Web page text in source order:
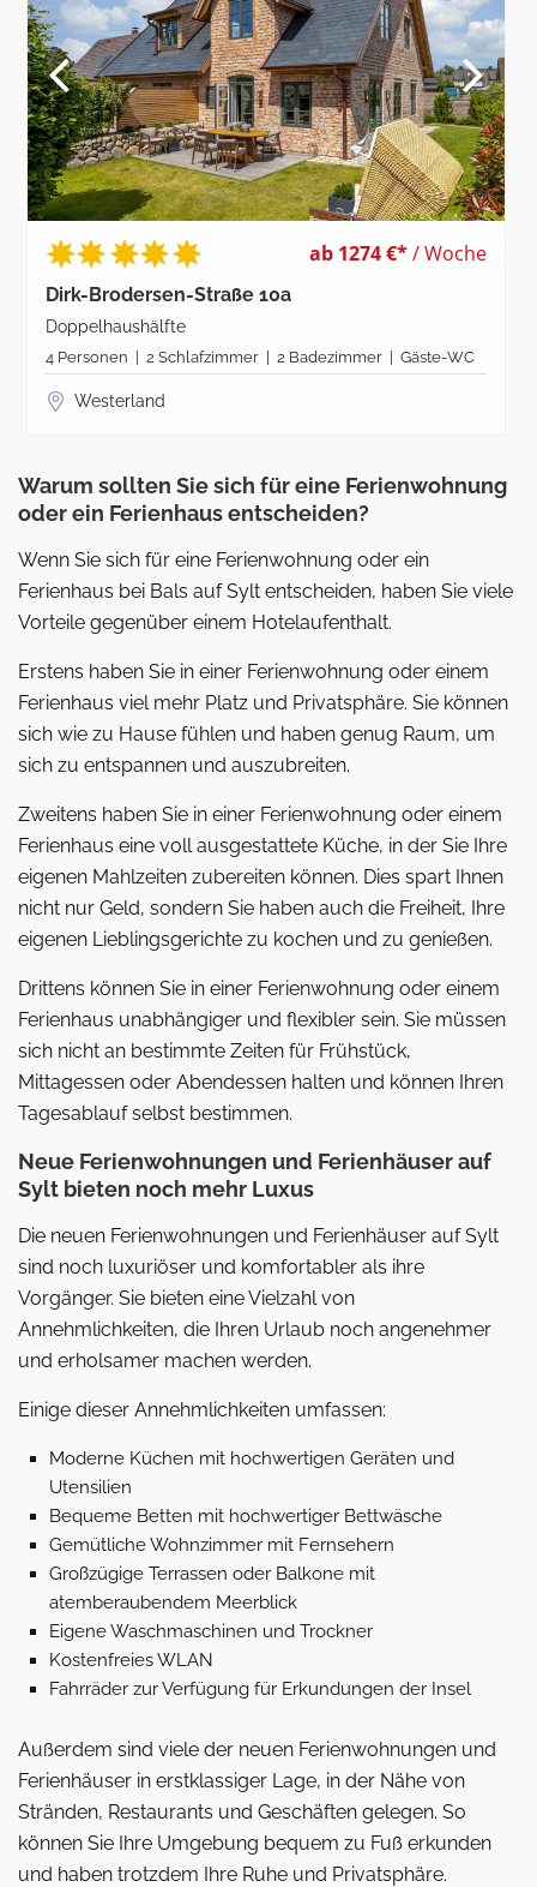
ab 1274 €*/ Woche
Dirk-Brodersen-Straße 10a
Doppelhaushälfte
4 Personen | 2 Schlafzimmer | 2 Badezimmer | Gäste-WC
Westerland
Warum sollten Sie sich für eine Ferienwohnung
oder ein Ferienhaus entscheiden?
Wenn Sie sich für eine Ferienwohnung oder ein
Ferienhaus bei Bals auf Sylt entscheiden, haben Sie viele
Vorteile gegenüber einem Hotelaufenthalt.
Erstens haben Sie in einer Ferienwohnung oder einem
Ferienhaus viel mehr Platz und Privatsphäre. Sie können
sich wie zu Hause fühlen und haben genug Raum, um
sich zu entspannen und auszubreiten.
Zweitens haben Sie in einer Ferienwohnung oder einem
Ferienhaus eine voll ausgestattete Küche, in der Sie Ihre
eigenen Mahlzeiten zubereiten können. Dies spart Ihnen
nicht nur Geld, sondern Sie haben auch die Freiheit, Ihre
eigenen Lieblingsgerichte zu kochen und zu genießen.
Drittens können Sie in einer Ferienwohnung oder einem
Ferienhaus unabhängiger und flexibler sein. Sie müssen
sich nicht an bestimmte Zeiten für Frühstück,
Mittagessen oder Abendessen halten und können Ihren
Tagesablauf selbst bestimmen.
Neue Ferienwohnungen und Ferienhäuser auf
Sylt bieten noch mehr Luxus
Die neuen Ferienwohnungen und Ferienhäuser auf Sylt
sind noch luxuriöser und komfortabler als ihre
Vorgänger. Sie bieten eine Vielzahl von
Annehmlichkeiten, die Ihren Urlaub noch angenehmer
und erholsamer machen werden.
Einige dieser Annehmlichkeiten umfassen:
Moderne Küchen mit hochwertigen Geräten und
Utensilien
Bequeme Betten mit hochwertiger Bettwäsche
Gemütliche Wohnzimmer mit Fernsehern
Großzügige Terrassen oder Balkone mit
atemberaubendem Meerblick
Eigene Waschmaschinen und Trockner
Kostenfreies WLAN
Fahrräder zur Verfügung für Erkundungen der Insel
Außerdem sind viele der neuen Ferienwohnungen und
Ferienhäuser in erstklassiger Lage, in der Nähe von
Stränden, Restaurants und Geschäften gelegen. So
können Sie Ihre Umgebung bequem zu Fuß erkunden
und haben trotzdem Ihre Ruhe und Privatsphäre.